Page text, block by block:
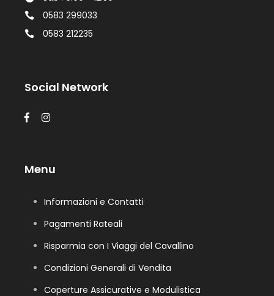
0583 299033
0583 212235
Social Network
Menu
Informazioni e Contatti
Pagamenti Rateali
Risparmia con I Viaggi del Cavallino
Condizioni Generali di Vendita
Coperture Assicurative e Modulistica